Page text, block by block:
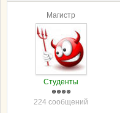
Магистр
Студенты
224 сообщений